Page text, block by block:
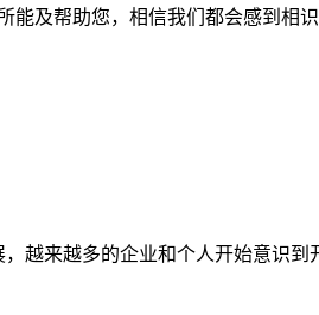
能及帮助您，相信我们都会感到相
来越多的企业和个人开始意识